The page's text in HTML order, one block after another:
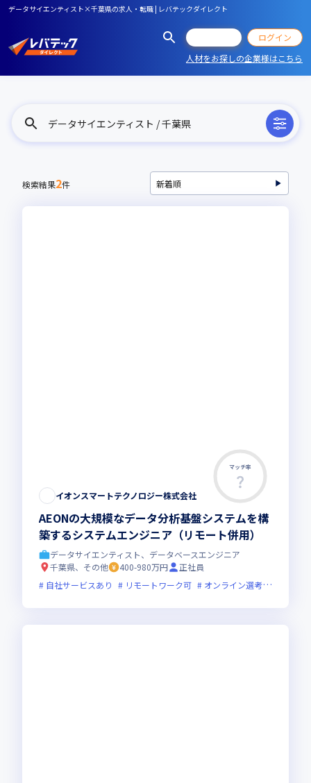
データサイエンティスト×千葉県の求人・転職 | レバテックダイレクト
ログイン
人材をお探しの企業様はこちら
データサイエンティスト / 千葉県
検索結果2件
マッチ率
イオンスマートテクノロジー株式会社
AEONの大規模なデータ分析基盤システムを構
築するシステムエンジニア（リモート併用）
データサイエンティスト、データベースエンジニア
千葉県、その他
400-980万円
正社員
自社サービスあり
リモートワーク可 オンライン選考可